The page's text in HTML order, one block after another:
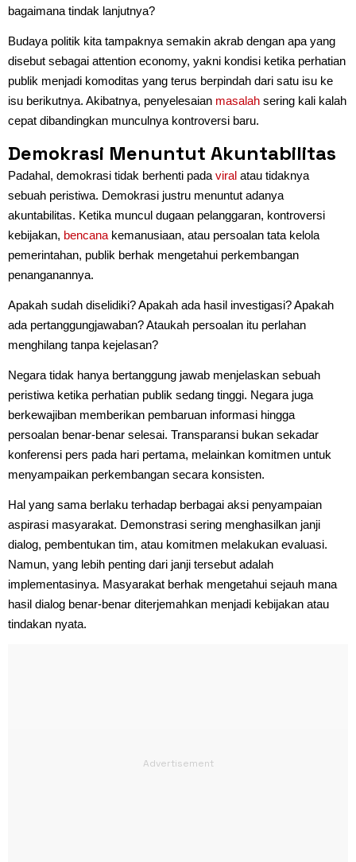
bagaimana tindak lanjutnya?
Budaya politik kita tampaknya semakin akrab dengan apa yang
disebut sebagai attention economy, yakni kondisi ketika perhatian
publik menjadi komoditas yang terus berpindah dari satu isu ke
isu berikutnya. Akibatnya, penyelesaian masalah sering kali kalah
cepat dibandingkan munculnya kontroversi baru.
Demokrasi Menuntut Akuntabilitas
Padahal, demokrasi tidak berhenti pada viral atau tidaknya
sebuah peristiwa. Demokrasi justru menuntut adanya
akuntabilitas. Ketika muncul dugaan pelanggaran, kontroversi
kebijakan, bencana kemanusiaan, atau persoalan tata kelola
pemerintahan, publik berhak mengetahui perkembangan
penanganannya.
Apakah sudah diselidiki? Apakah ada hasil investigasi? Apakah
ada pertanggungjawaban? Ataukah persoalan itu perlahan
menghilang tanpa kejelasan?
Negara tidak hanya bertanggung jawab menjelaskan sebuah
peristiwa ketika perhatian publik sedang tinggi. Negara juga
berkewajiban memberikan pembaruan informasi hingga
persoalan benar-benar selesai. Transparansi bukan sekadar
konferensi pers pada hari pertama, melainkan komitmen untuk
menyampaikan perkembangan secara konsisten.
Hal yang sama berlaku terhadap berbagai aksi penyampaian
aspirasi masyarakat. Demonstrasi sering menghasilkan janji
dialog, pembentukan tim, atau komitmen melakukan evaluasi.
Namun, yang lebih penting dari janji tersebut adalah
implementasinya. Masyarakat berhak mengetahui sejauh mana
hasil dialog benar-benar diterjemahkan menjadi kebijakan atau
tindakan nyata.